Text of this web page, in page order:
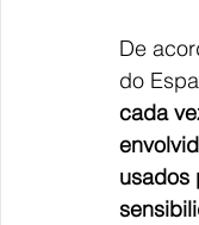
De
do
cada
usados